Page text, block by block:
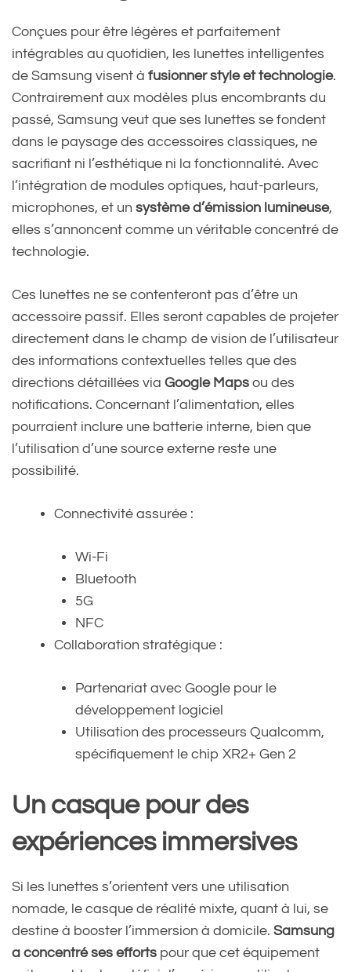
Conçues pour être légères et parfaitement
intégrables au quotidien, les lunettes intelligentes
de Samsung visent à fusionner style et technologie.
Contrairement aux modèles plus encombrants du
passé, Samsung veut que ses lunettes se fondent
dans le paysage des accessoires classiques, ne
sacrifiant ni l’esthétique ni la fonctionnalité. Avec
l’intégration de modules optiques, haut-parleurs,
microphones, et un système d’émission lumineuse,
elles s’annoncent comme un véritable concentré de
technologie.
Ces lunettes ne se contenteront pas d’être un
accessoire passif. Elles seront capables de projeter
directement dans le champ de vision de l’utilisateur
des informations contextuelles telles que des
directions détaillées via Google Maps ou des
notifications. Concernant l’alimentation, elles
pourraient inclure une batterie interne, bien que
l’utilisation d’une source externe reste une
possibilité.
Connectivité assurée :
Wi-Fi
Bluetooth
5G
NFC
Collaboration stratégique :
Partenariat avec Google pour le
développement logiciel
Utilisation des processeurs Qualcomm,
spécifiquement le chip XR2+ Gen 2
Un casque pour des
expériences immersives
Si les lunettes s’orientent vers une utilisation
nomade, le casque de réalité mixte, quant à lui, se
destine à booster l’immersion à domicile. Samsung
a concentré ses efforts pour que cet équipement